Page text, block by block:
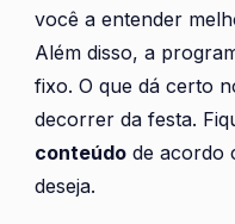
você a entender
Além disso, a
fixo. O que dá certo
decorrer da festa.
conteúdo de acordo
deseja.